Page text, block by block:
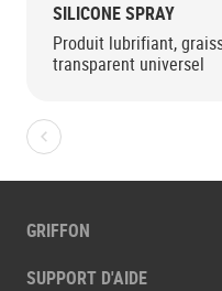
SILICONE SPRAY
Produit lubrifiant,
transparent universel
GRIFFON
SUPPORT D'AIDE